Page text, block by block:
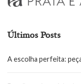
Últimos Posts
A escolha perfeita: